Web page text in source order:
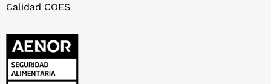
Calidad COES